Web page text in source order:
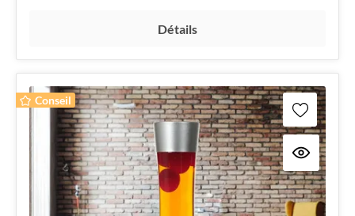
Détails
Conseil